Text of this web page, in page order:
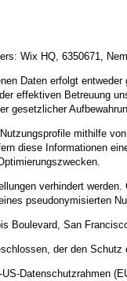
Wix HQ, 6350671,
Daten erfolgt
effektiven Betreuung
gesetzlicher
mithilfe
diese Informationen
verhindert
pseudonymisierten
Boulevard, San
der den
Datenschutzrahmen